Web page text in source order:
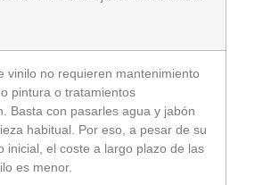
vinilo no requieren mantenimiento
pintura o tratamientos
Basta con pasarles agua y jabón
habitual. Por eso, a pesar de su
inicial, el coste a largo plazo de las
es menor.